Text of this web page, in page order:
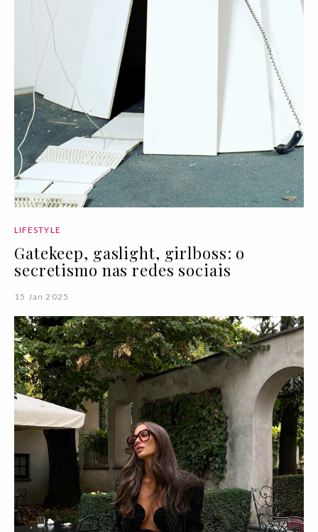
LIFESTYLE
Gatekeep, gaslight, girlboss: o
secretismo nas redes sociais
15 Jan 2025